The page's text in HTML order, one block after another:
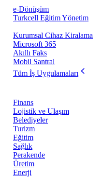
e-Dönüşüm
Turkcell Eğitim Yönetim
Kurumsal Cihaz Kiralama
Microsoft 365
Akıllı Faks
Mobil Santral
Tüm İş Uygulamaları
Finans
Lojistik ve Ulaşım
Belediyeler
Turizm
Eğitim
Sağlık
Perakende
Üretim
Enerji